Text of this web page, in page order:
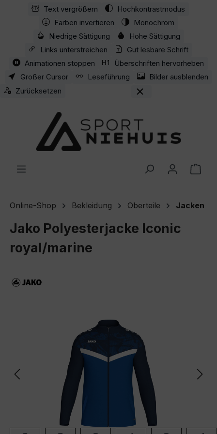
Zum Hauptinhalt springen
Text vergrößern
Hochkontrastmodus
Farben invertieren
Monochrom
Niedrige Sättigung
Hohe Sättigung
Links unterstreichen
Gut lesbare Schrift
Animationen stoppen
Überschriften hervorheben
Großer Cursor
Leseführung
Bilder ausblenden
Zurücksetzen
Online-Shop Bekleidung Oberteile Jacken
Jako Polyesterjacke Iconic
royal/marine
Bildergalerie überspringen